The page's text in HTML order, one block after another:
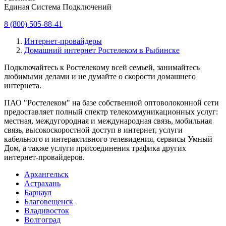
Единая Система Подключений
8 (800) 505-88-41
Интернет-провайдеры
Домашний интернет Ростелеком в Рыбинске
Подключайтесь к Ростелекому всей семьей, занимайтесь
любимыми делами и не думайте о скорости домашнего
интернета.
ПАО "Ростелеком" на базе собственной оптоволоконной сети
предоставляет полный спектр телекоммуникационных услуг:
местная, междугородная и международная связь, мобильная
связь, высокоскоростной доступ в интернет, услуги
кабельного и интерактивного телевидения, сервисы Умный
Дом, а также услуги присоединения трафика других
интернет-провайдеров.
Архангельск
Астрахань
Барнаул
Благовещенск
Владивосток
Волгоград